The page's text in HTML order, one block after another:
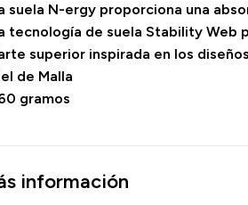
suela N-ergy proporciona una
tecnología de suela Stability Web
superior inspirada en los
de Malla
gramos
información